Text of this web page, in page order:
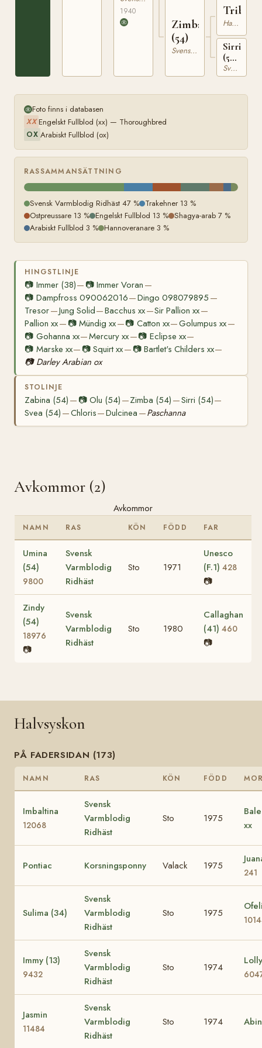
1940
Zimba
(54)
Svensk Varmblodig Ridhäst
Tribun
Hannoveranare
Sirri
(54)
RÄSK
1148
Svensk Varmblodig Ridhäst
Foto finns i databasen
XX Engelskt Fullblod (xx) — Thoroughbred
OX Arabiskt Fullblod (ox)
RASSAMMANSÄTTNING
Svensk Varmblodig Ridhäst 47 % Trakehner 13 %
Ostpreussare 13 % Engelskt Fullblod 13 % Shagya-arab 7 %
Arabiskt Fullblod 3 % Hannoveranare 3 %
HINGSTLINJE
📷 Immer (38)— 📷Immer Voran —
📷 Dampfross 090062016—Dingo 098079895 —
Tresor—Jung Solid—Bacchus xx—Sir Pallion xx—
Pallion xx— 📷Mündig xx—📷 Catton xx—Golumpus xx—
📷 Gohanna xx—Mercury xx—📷 Eclipse xx—
📷 Marske xx— 📷Squirt xx— 📷 Bartlet's Childers xx—
📷 Darley Arabian ox
STOLINJE
Zabina (54) — 📷Olu (54) —Zimba (54) —Sirri (54)—
Svea (54) —Chloris—Dulcinea —Paschanna
Avkommor (2)
Avkommor
NAMN RAS KÖN FÖDD FAR
Umina
(54)
9800
Svensk
Varmblodig
Ridhäst
Sto 1971
Unesco
(F.1) 428
📷
Zindy
(54)
18976
📷
Svensk
Varmblodig
Ridhäst
Sto 1980
Callaghan
(41) 460
📷
Halvsyskon
PÅ FADERSIDAN (173)
NAMN RAS KÖN FÖDD
Imbaltina
12068
Svensk
Varmblodig
Ridhäst
Sto 1975
xx
Pontiac Korsningsponny Valack 1975
241
Sulima (34)
Svensk
Varmblodig
Ridhäst
Sto 1975
Immy (13)
9432
Svensk
Varmblodig
Ridhäst
Sto 1974
Jasmin
11484
Svensk
Varmblodig
Ridhäst
Sto 1974